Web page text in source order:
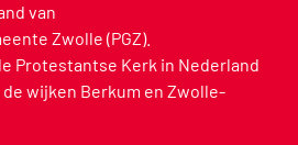
van
Zwolle (PGZ).
Protestantse Kerk in Nederland
de wijken Berkum en Zwolle-